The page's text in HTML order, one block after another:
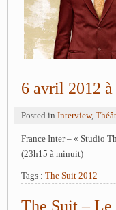
6 avril 2012 à
Posted in Interview,
France Inter – « Studio
(23h15 à minuit)
Tags : The Suit 2012
The Suit – Le